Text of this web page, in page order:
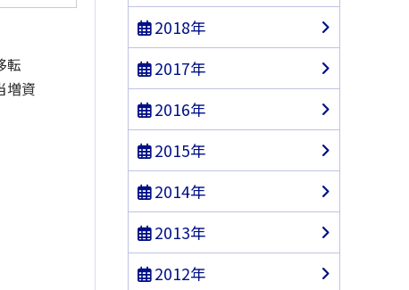
山口県
転
増資
2018年
2017年
2016年
2015年
2014年
2013年
2012年